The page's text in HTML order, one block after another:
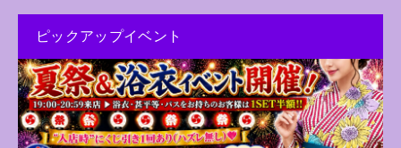
ピックアップイベント